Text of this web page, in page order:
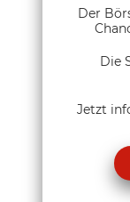
Der
Die
Jetzt